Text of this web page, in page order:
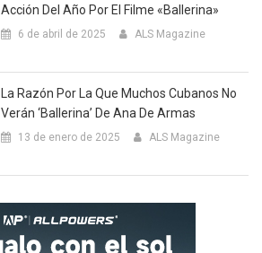
Acción Del Año Por El Filme «Ballerina»
6 de abril de 2025 ALS Magazine
La Razón Por La Que Muchos Cubanos No
Verán ‘Ballerina’ De Ana De Armas
13 de enero de 2025 ALS Magazine